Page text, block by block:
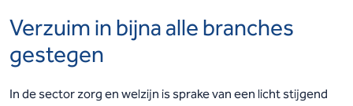
Verzuim in bijna alle branches
gestegen
In de sector zorg en welzijn is sprake van een licht stijgend